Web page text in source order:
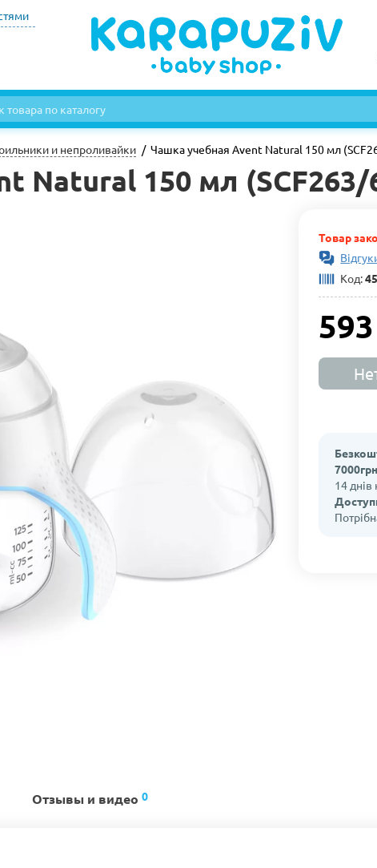
и непроливайки Чашка учебная Avent Natural 150 мл
Natural 150 мл (SCF263/
Товар
Код:
14
Отзывы и видео 0